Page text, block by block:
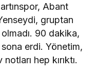
Abant
gruptan
90 dakika,
erdi. Yönetim,
hep kırıktı.